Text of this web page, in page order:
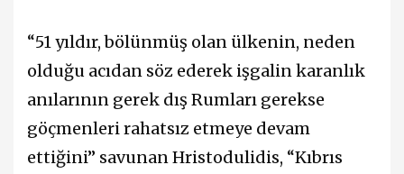
“51 yıldır, bölünmüş olan ülkenin, neden
olduğu acıdan söz ederek işgalin karanlık
anılarının gerek dış Rumları gerekse
göçmenleri rahatsız etmeye devam
ettiğini” savunan Hristodulidis, “Kıbrıs